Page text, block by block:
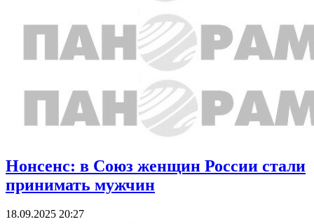
Нонсенс: в Союз женщин России стали
принимать мужчин
18.09.2025 20:27